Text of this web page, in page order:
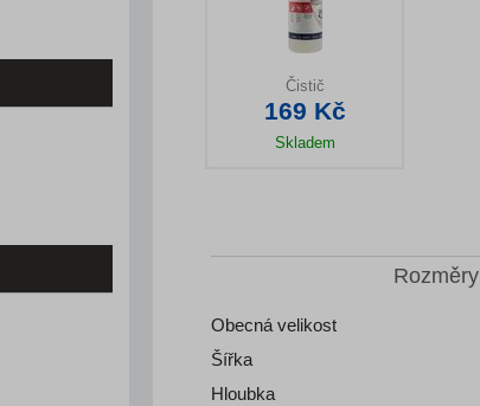
Čistič
169 Kč
Skladem
Rozměry
Obecná velikost
Šířka
Hloubka